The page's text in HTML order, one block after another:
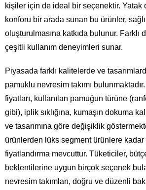
kişiler için de ideal bir seçenektir. Yatak
konforu bir arada sunan bu ürünler,
oluşturulmasına katkıda bulunur. Farklı
çeşitli kullanım deneyimleri sunar.
Piyasada farklı kalitelerde ve
pamuklu nevresim takımı bulunmaktadır.
fiyatları, kullanılan pamuğun türüne
gibi), iplik sıklığına, kumaşın dokuma
ve tasarımına göre değişiklik
ürünlerden lüks segment ürünlere
fiyatlandırma mevcuttur. Tüketiciler,
beklentilerine uygun birçok seçenek
nevresim takımları, doğru ve düzenli